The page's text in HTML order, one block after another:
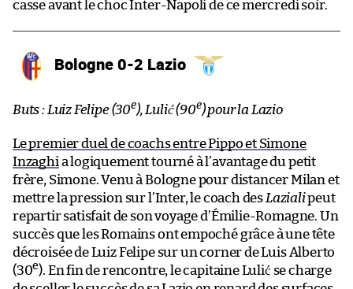
casse avant le choc Inter-Napoli de ce mercredi soir.
Bologne 0-2 Lazio
Buts : Luiz Felipe (30e), Lulić (90e) pour la Lazio
Le premier duel de coachs entre Pippo et Simone
Inzaghi a logiquement tourné à l’avantage du petit
frère, Simone. Venu à Bologne pour distancer Milan et
mettre la pression sur l’Inter, le coach des Lazialipeut
repartir satisfait de son voyage d’Émilie-Romagne. Un
succès que les Romains ont empoché grâce à une tête
décroisée de Luiz Felipe sur un corner de Luis Alberto
(30e). En fin de rencontre, le capitaine Lulić se charge